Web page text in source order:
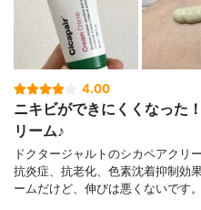
4.00
ニキビができにくくなった
リーム♪
ドクタージャルトのシカペアクリ
抗炎症、抗老化、色素沈着抑制効
ームだけど、伸びは悪くないです